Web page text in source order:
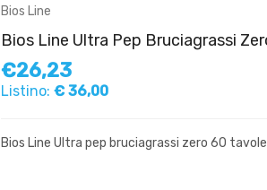
Bios Line
Bios Line Ultra Pep Bruciagrassi
€26,23
Listino: € 36,00
Bios Line Ultra pep bruciagrassi zero 60